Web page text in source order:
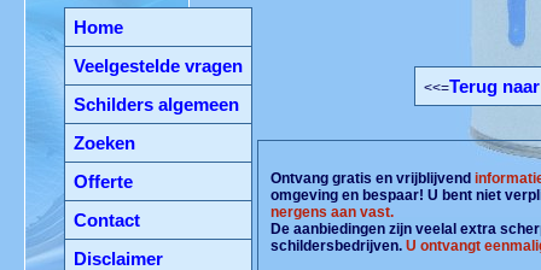
Home
Veelgestelde vragen
Schilders algemeen
Zoeken
Offerte
Contact
Disclaimer
<<=Terug
Ontvang gratis en vrijblijvend
omgeving en bespaar! U bent niet
nergens aan vast.
De aanbiedingen zijn veelal extra
schildersbedrijven.U ontvangt